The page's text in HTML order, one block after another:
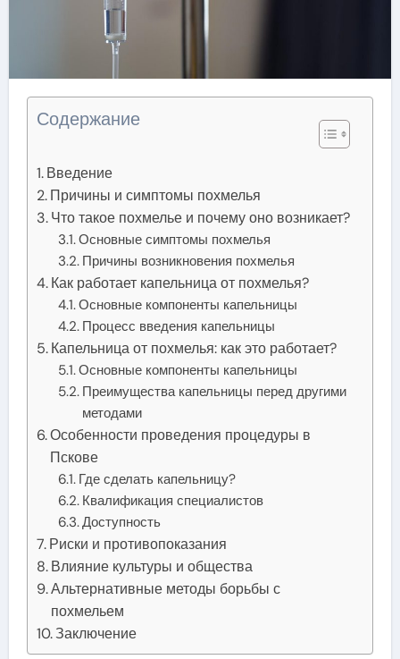
Содержание
Введение
Причины и симптомы похмелья
Что такое похмелье и почему оно возникает?
Основные симптомы похмелья
Причины возникновения похмелья
Как работает капельница от похмелья?
Основные компоненты капельницы
Процесс введения капельницы
Капельница от похмелья: как это работает?
Основные компоненты капельницы
Преимущества капельницы перед другими
методами
Особенности проведения процедуры в
Пскове
Где сделать капельницу?
Квалификация специалистов
Доступность
Риски и противопоказания
Влияние культуры и общества
Альтернативные методы борьбы с
похмельем
Заключение